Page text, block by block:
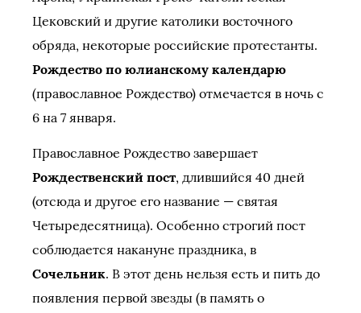
Цековский и другие католики восточного
обряда, некоторые российские протестанты.
Рождество по юлианскому календарю
(православное Рождество) отмечается в ночь с
6 на 7 января.
Православное Рождество завершает
Рождественский пост, длившийся 40 дней
(отсюда и другое его название — святая
Четыредесятница). Особенно строгий пост
соблюдается накануне праздника, в
Сочельник. В этот день нельзя есть и пить до
появления первой звезды (в память о